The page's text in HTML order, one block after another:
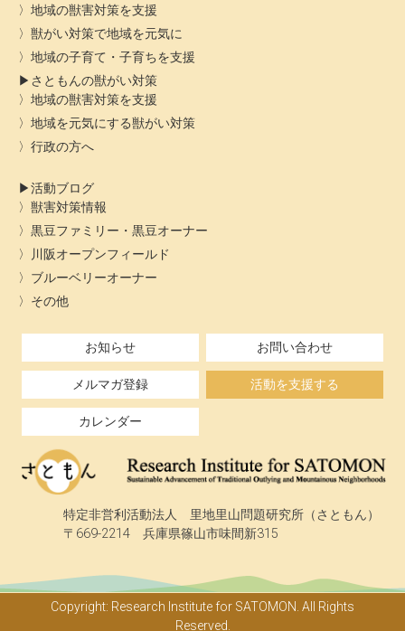
地域の獣害対策を支援
獣がい対策で地域を元気に
地域の子育て・子育ちを支援
さともんの獣がい対策
地域の獣害対策を支援
地域を元気にする獣がい対策
行政の方へ
活動ブログ
獣害対策情報
黒豆ファミリー・黒豆オーナー
川阪オープンフィールド
ブルーベリーオーナー
その他
お知らせ お問い合わせ
メルマガ登録 活動を支援する
カレンダー
特定非営利活動法人 里地里山問題研究所（さともん）
〒669-2214 兵庫県篠山市味間新315
Copyright: Research Institute for SATOMON. All Rights
Reserved.